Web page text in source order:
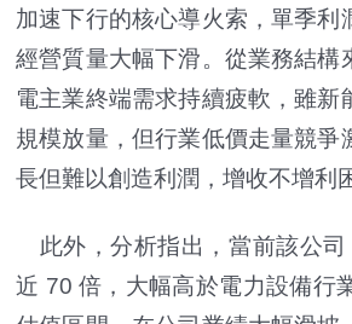
加速下行的核心導火索，單季利
經營質量大幅下滑。從業務結構
電主業終端需求持續疲軟，雖新
規模放量，但行業低價走量競爭
長但難以創造利潤，增收不增利
此外，分析指出，當前該公司
近 70 倍，大幅高於電力設備行